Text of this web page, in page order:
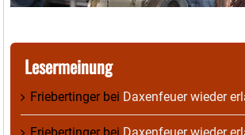
Lesermeinung
Friebertingerbei Daxenfeuer wieder